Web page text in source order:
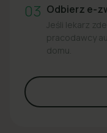
03 Odbierz e-
Jeśli lekarz
pracodawcy
domu.